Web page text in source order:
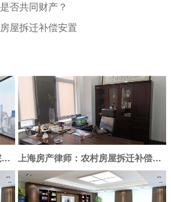
否共同财产？
屋拆迁补偿安置
独占拆迁安置房同住人索房获法院支持 上海房产律师：农村房屋拆迁补偿安置